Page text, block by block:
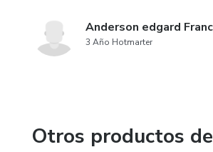
Anderson edgard
3 Año Hotmarter
Otros productos